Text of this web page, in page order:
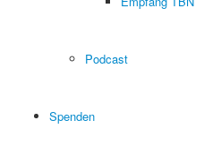
Podcast
Spenden